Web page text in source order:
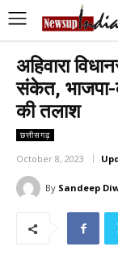
अहिवारा
संकेत, भाजपा-
की तलाश
छत्तीसगढ़
October 8, 2023
By Sandeep